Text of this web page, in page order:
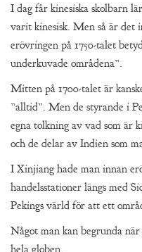
I dag får kinesiska skolbarn
varit kinesisk. Men så är det
erövringen på 1750-talet
underkuvade områdena”.
Mitten på 1700-talet är
”alltid”. Men de styrande i
egna tolkning av vad som är
och de delar av Indien som
I Xinjiang hade man innan
handelsstationer längs med
Pekings värld för att ett
Något man kan begrunda
hela globen.